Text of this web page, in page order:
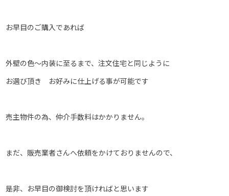
お早目のご購入であれば
外壁の色～内装に至るまで、注文住宅と同じように
お選び頂き お好みに仕上げる事が可能です
売主物件の為、仲介手数料はかかりません。
まだ、販売業者さんへ依頼をかけておりませんので、
是非、お早目の御検討を頂ければと思います